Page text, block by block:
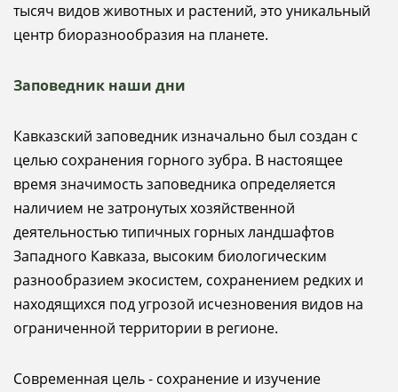
тысяч видов животных и растений, это уникальный
центр биоразнообразия на планете.
Заповедник наши дни
Кавказский заповедник изначально был создан с
целью сохранения горного зубра. В настоящее
время значимость заповедника определяется
наличием не затронутых хозяйственной
деятельностью типичных горных ландшафтов
Западного Кавказа, высоким биологическим
разнообразием экосистем, сохранением редких и
находящихся под угрозой исчезновения видов на
ограниченной территории в регионе.
Современная цель - сохранение и изучение